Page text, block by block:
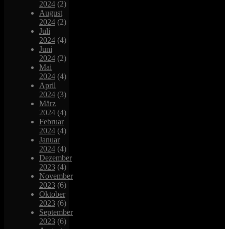
2024 (2)
August
2024 (2)
Juli
2024 (4)
Juni
2024 (2)
Mai
2024 (4)
April
2024 (3)
März
2024 (4)
Februar
2024 (4)
Januar
2024 (4)
Dezember
2023 (4)
November
2023 (6)
Oktober
2023 (6)
September
2023 (6)